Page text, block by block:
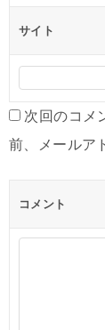
サイト
次回のコメ
前、メールア
コメント